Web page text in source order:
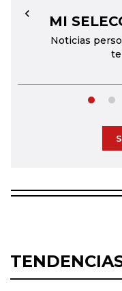
MI
Noticias
←